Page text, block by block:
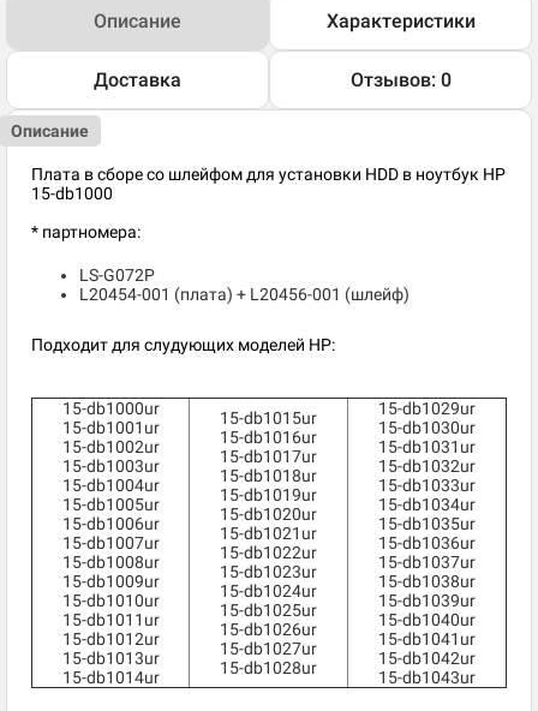
Описание Характеристики
Доставка Отзывов: 0
Описание
Плата в сборе со шлейфом для установки HDD в ноутбук HP
15-db1000
* партномера:
LS-G072P
L20454-001 (плата) + L20456-001 (шлейф)
Подходит для слудующих моделей HP:
15-db1000ur
15-db1001ur
15-db1002ur
15-db1003ur
15-db1004ur
15-db1005ur
15-db1006ur
15-db1007ur
15-db1008ur
15-db1009ur
15-db1010ur
15-db1011ur
15-db1012ur
15-db1013ur
15-db1014ur
15-db1015ur
15-db1016ur
15-db1017ur
15-db1018ur
15-db1019ur
15-db1020ur
15-db1021ur
15-db1022ur
15-db1023ur
15-db1024ur
15-db1025ur
15-db1026ur
15-db1027ur
15-db1028ur
15-db1029ur
15-db1030ur
15-db1031ur
15-db1032ur
15-db1033ur
15-db1034ur
15-db1035ur
15-db1036ur
15-db1037ur
15-db1038ur
15-db1039ur
15-db1040ur
15-db1041ur
15-db1042ur
15-db1043ur